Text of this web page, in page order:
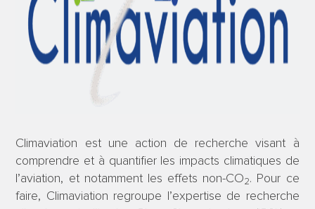
CONTACT
Climaviation est une action de recherche visant à
comprendre et à quantifier les impacts climatiques de
l’aviation, et notamment les effets non-CO2. Pour ce
faire, Climaviation regroupe l’expertise de recherche